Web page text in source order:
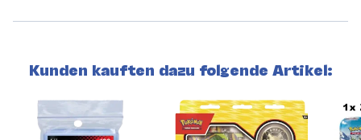
Kunden kauften dazu folgende Artikel: